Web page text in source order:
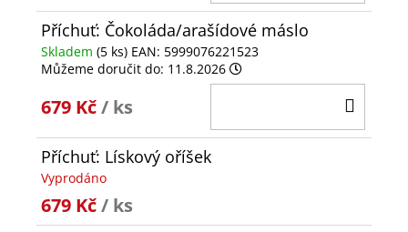
Příchuť: Čokoláda/arašídové máslo
Skladem (5 ks) EAN: 5999076221523
Můžeme doručit do: 11.8.2026
679 Kč/ ks
Příchuť: Lískový oříšek
Vyprodáno
679 Kč/ ks